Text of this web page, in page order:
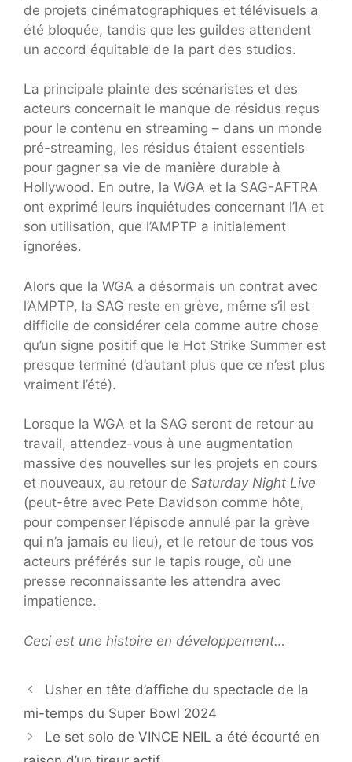
de projets cinématographiques et télévisuels a
été bloquée, tandis que les guildes attendent
un accord équitable de la part des studios.
La principale plainte des scénaristes et des
acteurs concernait le manque de résidus reçus
pour le contenu en streaming – dans un monde
pré-streaming, les résidus étaient essentiels
pour gagner sa vie de manière durable à
Hollywood. En outre, la WGA et la SAG-AFTRA
ont exprimé leurs inquiétudes concernant l’IA et
son utilisation, que l’AMPTP a initialement
ignorées.
Alors que la WGA a désormais un contrat avec
l’AMPTP, la SAG reste en grève, même s’il est
difficile de considérer cela comme autre chose
qu’un signe positif que le Hot Strike Summer est
presque terminé (d’autant plus que ce n’est plus
vraiment l’été).
Lorsque la WGA et la SAG seront de retour au
travail, attendez-vous à une augmentation
massive des nouvelles sur les projets en cours
et nouveaux, au retour de Saturday Night Live
(peut-être avec Pete Davidson comme hôte,
pour compenser l’épisode annulé par la grève
qui n’a jamais eu lieu), et le retour de tous vos
acteurs préférés sur le tapis rouge, où une
presse reconnaissante les attendra avec
impatience.
Ceci est une histoire en développement…
Usher en tête d’affiche du spectacle de la
mi-temps du Super Bowl 2024
Le set solo de VINCE NEIL a été écourté en